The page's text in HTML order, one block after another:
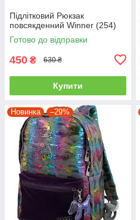
Підлітковий Рюкзак
повсякденний Winner (254)
Готово до відправки
450 ₴ 630 ₴
Купити
Новинка –29%